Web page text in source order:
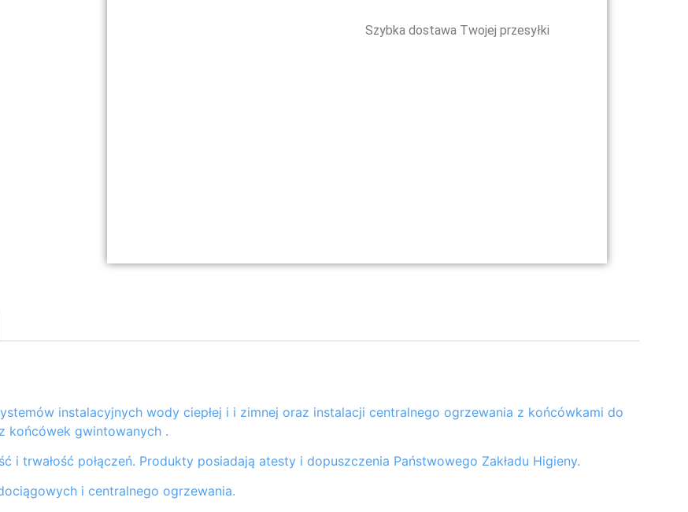
Szybka dostawa Twojej przesyłki
instalacyjnych wody ciepłej i i zimnej oraz instalacji centralnego ogrzewania z końcówkami do
końcówek gwintowanych .
i trwałość połączeń. Produkty posiadają atesty i dopuszczenia Państwowego Zakładu Higieny.
i centralnego ogrzewania.